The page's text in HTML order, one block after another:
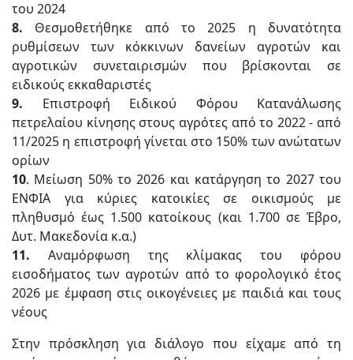
του 2024
8. Θεσμοθετήθηκε από το 2025 η δυνατότητα
ρυθμίσεων των κόκκινων δανείων αγροτών και
αγροτικών συνεταιρισμών που βρίσκονται σε
ειδικούς εκκαθαριστές
9. Επιστροφή Ειδικού Φόρου Κατανάλωσης
πετρελαίου κίνησης στους αγρότες από το 2022 - από
11/2025 η επιστροφή γίνεται στο 150% των ανώτατων
ορίων
10. Μείωση 50% το 2026 και κατάργηση το 2027 του
ΕΝΦΙΑ για κύριες κατοικίες σε οικισμούς με
πληθυσμό έως 1.500 κατοίκους (και 1.700 σε Έβρο,
Δυτ. Μακεδονία κ.α.)
11. Αναμόρφωση της κλίμακας του φόρου
εισοδήματος των αγροτών από το φορολογικό έτος
2026 με έμφαση στις οικογένειες με παιδιά και τους
νέους
Στην πρόσκληση για διάλογο που είχαμε από τη